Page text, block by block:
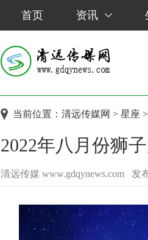
首页 资讯
当前位置： 清远传媒网 > 星座 >
2022年八月份狮
清远传媒 www.gdqynews.com 发